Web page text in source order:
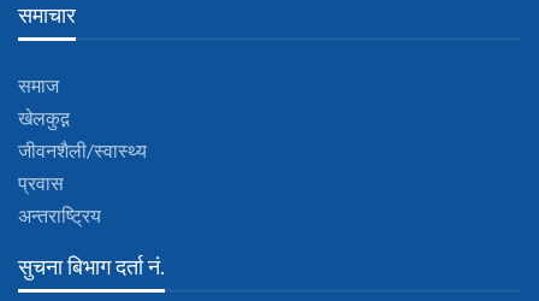
समाचार
समाज
खेलकुद़़
जीवनशैली/स्वास्थ्य
प्रवास
अन्तराष्ट्रिय
सुचना बिभाग दर्ता नं.